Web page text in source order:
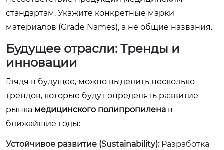
стандартам. Укажите конкретные марки
материалов (Grade Names), а не общие названия.
Будущее отрасли: Тренды и
инновации
Глядя в будущее, можно выделить несколько
трендов, которые будут определять развитие
рынка медицинского полипропилена в
ближайшие годы:
Устойчивое развитие (Sustainability):Разработка